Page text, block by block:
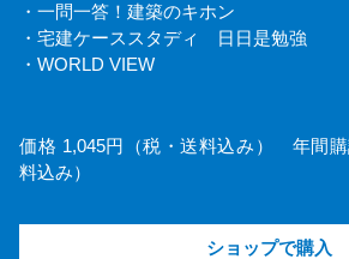
・一問一答！建築のキホン
・宅建ケーススタディ 日日是勉強
・WORLD VIEW
価格 1,045円（税・送料込み） 年間購
料込み）
ショップで購入